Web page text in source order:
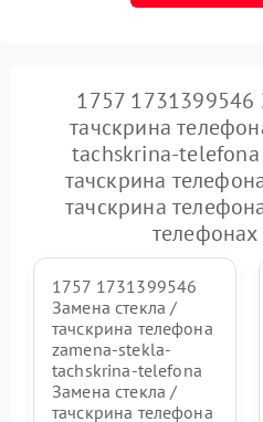
1757 1731399546
тачскрина
tachskrina-
тачскрина
тачскрина
1757 1731399546
Замена стекла /
тачскрина телефона
zamena-stekla-
tachskrina-telefona
Замена стекла /
тачскрина телефона